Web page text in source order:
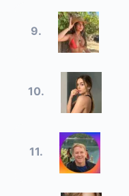
9.
10.
11.